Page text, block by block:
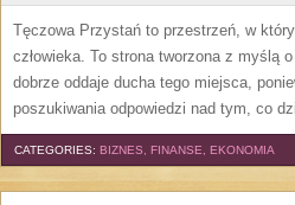
Tęczowa Przystań to przestrzeń, w
człowieka. To strona tworzona z myślą
dobrze oddaje ducha tego miejsca,
poszukiwania odpowiedzi nad tym, co
CATEGORIES: BIZNES, FINANSE, EKONOMIA